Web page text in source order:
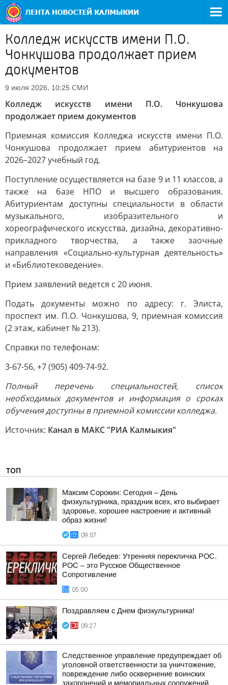
Колледж искусств имени П.О.
Чонкушова продолжает прием
документов
9 июля 2026, 10:25 СМИ
Колледж искусств имени П.О. Чонкушова
продолжает прием документов
Приемная комиссия Колледжа искусств имени П.О.
Чонкушова продолжает прием абитуриентов на
2026–2027 учебный год.
Поступление осуществляется на базе 9 и 11 классов, а
также на базе НПО и высшего образования.
Абитуриентам доступны специальности в области
музыкального, изобразительного и
хореографического искусства, дизайна, декоративно-
прикладного творчества, а также заочные
направления «Социально-культурная деятельность»
и «Библиотековедение».
Прием заявлений ведется с 20 июня.
Подать документы можно по адресу: г. Элиста,
проспект им. П.О. Чонкушова, 9, приемная комиссия
(2 этаж, кабинет № 213).
Справки по телефонам:
3-67-56, +7 (905) 409-74-92.
Полный перечень специальностей, список
необходимых документов и информация о сроках
обучения доступны в приемной комиссии колледжа.
Источник: Канал в МАКС "РИА Калмыкия"
ТОП
Максим Сорокин: Сегодня – День
физкультурника, праздник всех, кто выбирает
здоровье, хорошее настроение и активный
образ жизни!
09:07
Сергей Лебедев: Утренняя перекличка РОС.
РОС – это Русское Общественное
Сопротивление
05:00
Поздравляем с Днем физкультурника!
09:27
Следственное управление предупреждает об
уголовной ответственности за уничтожение,
повреждение либо осквернение воинских
захоронений и мемориальных сооружений